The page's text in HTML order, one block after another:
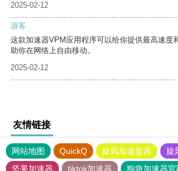
2025-02-12
游客
这款加速器VPM应用程序可以给你提供最高速度
助你在网络上自由移动。
2025-02-12
友情链接
网站地图 QuickQ 旋风加速度器
旋
坚果加速器
tiktok加速器 狗急加速器官